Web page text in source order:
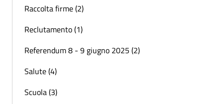
Raccolta firme (2)
Reclutamento (1)
Referendum 8 - 9 giugno 2025 (2)
Salute (4)
Scuola (3)